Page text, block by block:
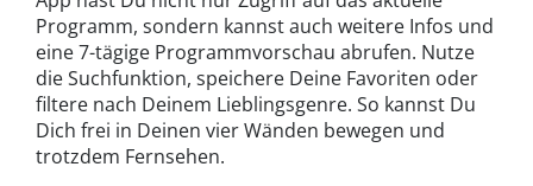
Programm, sondern kannst auch weitere Infos und
eine 7-tägige Programmvorschau abrufen. Nutze
die Suchfunktion, speichere Deine Favoriten oder
filtere nach Deinem Lieblingsgenre. So kannst Du
Dich frei in Deinen vier Wänden bewegen und
trotzdem Fernsehen.